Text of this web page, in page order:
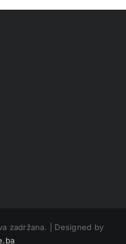
zadržana. | Designed by